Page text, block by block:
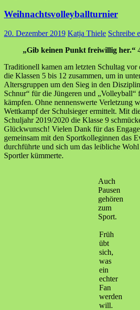
Weihnachtsvolleyballturnier
20. Dezember 2019 Katja Thiele Schreibe
„Gib keinen Punkt freiwillig her.“
Traditionell kamen am letzten Schultag vor
die Klassen 5 bis 12 zusammen, um in
Altersgruppen um den Sieg in den
Schnur“ für die Jüngeren und „Volleyball“
kämpfen. Ohne nennenswerte Verletzung
Wettkampf der Schulsieger ermittelt. Mit
Schuljahr 2019/2020 die Klasse 9
Glückwunsch! Vielen Dank für das
gemeinsam mit den Sportkolleginnen das
durchführte und sich um das leibliche
Sportler kümmerte.
Auch
Pausen
gehören
zum
Sport.
Früh
übt
sich,
was
ein
echter
Fan
werden
will.